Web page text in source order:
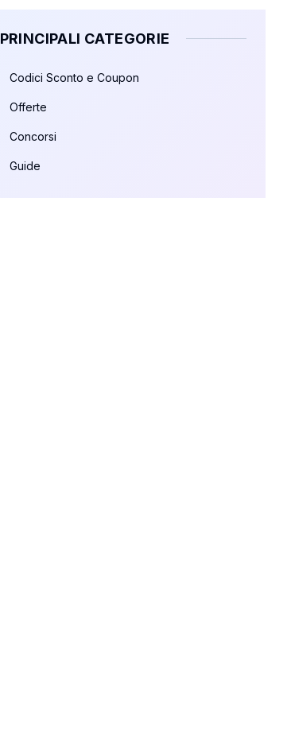
PRINCIPALI CATEGORIE
Codici Sconto e Coupon
Offerte
Concorsi
Guide